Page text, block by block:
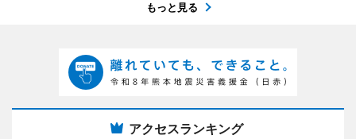
もっと見る
アクセスランキング